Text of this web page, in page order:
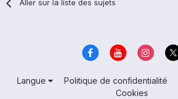
Aller sur la liste des sujets
Langue Politique de confidentialité
Cookies